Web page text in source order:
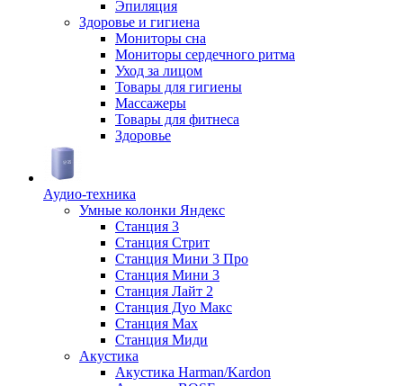
Эпиляция
Здоровье и гигиена
Мониторы сна
Мониторы сердечного ритма
Уход за лицом
Товары для гигиены
Массажеры
Товары для фитнеса
Здоровье
Аудио-техника
Умные колонки Яндекс
Станция 3
Станция Стрит
Станция Мини 3 Про
Станция Мини 3
Станция Лайт 2
Станция Дуо Макс
Станция Max
Станция Миди
Акустика
Акустика Harman/Kardon